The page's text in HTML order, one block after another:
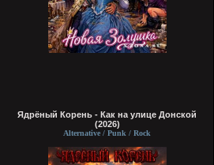
Ядрёный Корень - Как на улице Донской
(2026)
Alternative / Punk / Rock